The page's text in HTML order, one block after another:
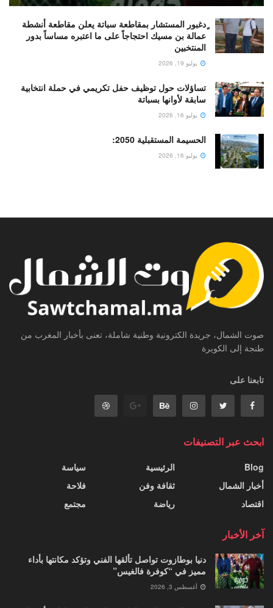
ٍدغبور المستشار بمقاطعة سباتة يعلن مقاطعة أنشطة
عمالة بن مسيك احتجاجاً على ما اعتبره مساساً بدور
المنتخبين
يوليو 19, 2026
تساؤلات حول توظيف حفل تكريمي في حملة انتخابية
سابقة لأوانها بسباتة
يوليو 16, 2026
الحسيمة المستقبلية 2050:
يوليو 16, 2026
صوت الشمال، جريدة الكترونية وطنية شاملة، تعنى بأخبار المغرب من
طنجة إلى الكويرة
تابعنا على
ابحث عبر التصنيفات
Blog
أخبار الشمال
اقتصاد
الرئيسية
ثقافة وفن
رياضة
سياسة
فلاحة
مجتمع
آخر الأخبار
دنيا بوطازوت تواصل تألقها الفني وتؤكد مكانتها بأداء
مميز في “كوفرة فالغيس”
أغسطس 3, 2026